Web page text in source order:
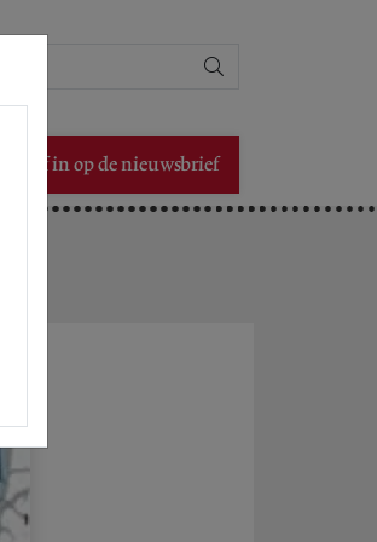
Schrijf in op de nieuwsbrief